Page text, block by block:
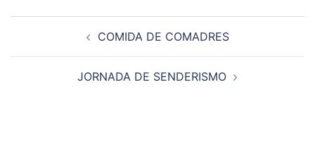
COMIDA DE COMADRES
JORNADA DE SENDERISMO